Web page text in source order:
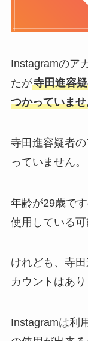
Instagramのア
たが寺田進容
つかっていま
寺田進容疑者
っていません。
年齢が29歳で
使用している可
けれども、寺
カウントはあり
Instagramは利